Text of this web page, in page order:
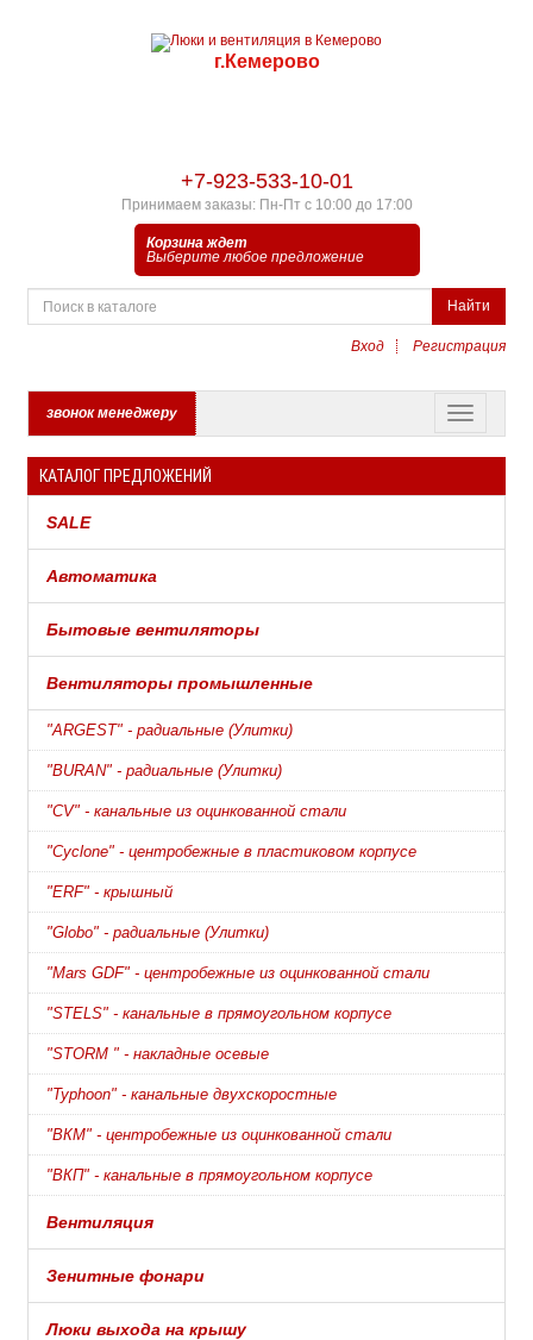
г.Кемерово
+7-923-533-10-01
Принимаем заказы: Пн-Пт с 10:00 до 17:00
Корзина ждет
Выберите любое предложение
Найти
Вход Регистрация
звонок менеджеру
КАТАЛОГ ПРЕДЛОЖЕНИЙ
SALE
Автоматика
Бытовые вентиляторы
Вентиляторы промышленные
"ARGEST" - радиальные (Улитки)
"BURAN" - радиальные (Улитки)
"CV" - канальные из оцинкованной стали
"Cyclone" - центробежные в пластиковом корпусе
"ERF" - крышный
"Globo" - радиальные (Улитки)
"Mars GDF" - центробежные из оцинкованной стали
"STELS" - канальные в прямоугольном корпусе
"STORM " - накладные осевые
"Typhoon" - канальные двухскоростные
"ВКМ" - центробежные из оцинкованной стали
"ВКП" - канальные в прямоугольном корпусе
Вентиляция
Зенитные фонари
Люки выхода на крышу